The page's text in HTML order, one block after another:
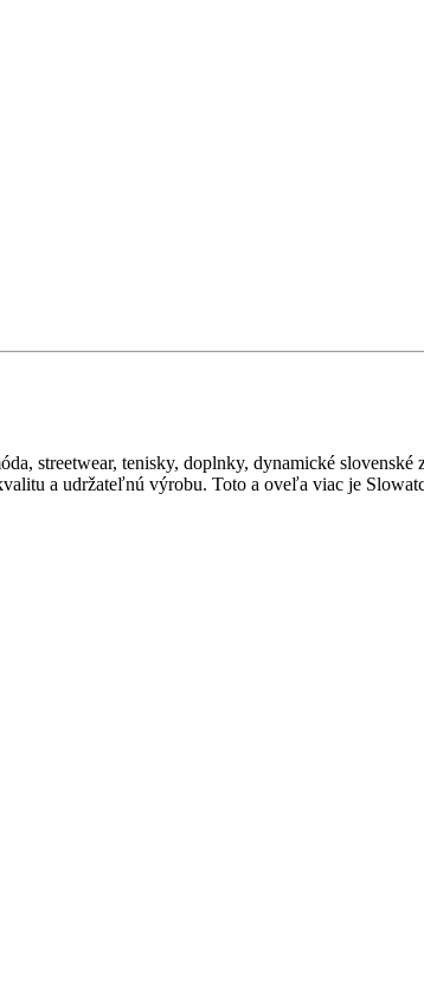
streetwear, tenisky, doplnky, dynamické
a udržateľnú výrobu. Toto a oveľa viac je